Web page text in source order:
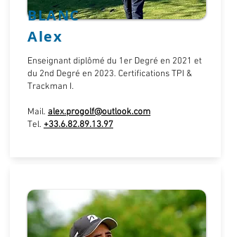
BLANC
Alex
Enseignant diplômé du 1er Degré en 2021 et
du 2nd Degré en 2023. Certifications TPI &
Trackman I.
Mail. alex.progolf@outlook.com
Tel. +33.6.82.89.13.97